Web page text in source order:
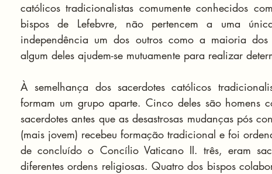
católicos tradicionalistas comumente conhecidos
bispos de Lefebvre, não pertencem a uma
independência um dos outros como a maioria
algum deles ajudem-se mutuamente para realizar
À semelhança dos sacerdotes católicos
formam um grupo aparte. Cinco deles são homens
sacerdotes antes que as desastrosas mudanças pós
(mais jovem) recebeu formação tradicional e foi
de concluído o Concílio Vaticano II. três, eram
diferentes ordens religiosas. Quatro dos bispos